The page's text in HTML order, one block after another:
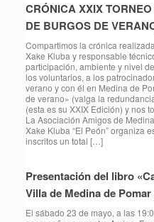
CRÓNICA XXIX
DE BURGOS DE
Compartimos la crónica
Xake Kluba y responsable
participación, ambiente y nivel
los voluntarios, a los
verano y con él en Medina de
de verano» (valga la
(esta es su XXIX Edición) y nos
La Asociación Amigos de
Xake Kluba “El Peón” organiza
inscritos un total […]
Presentación del libro
Villa de Medina de
El sábado 23 de mayo, a las